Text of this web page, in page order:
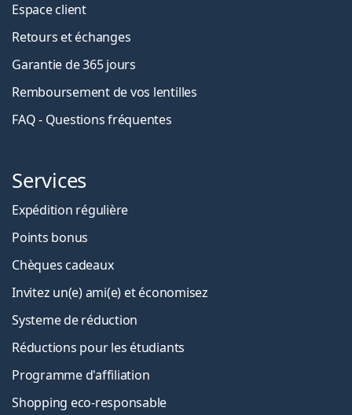
Espace client
Retours et échanges
Garantie de 365 jours
Remboursement de vos lentilles
FAQ - Questions fréquentes
Services
Expédition régulière
Points bonus
Chèques cadeaux
Invitez un(e) ami(e) et économisez
Systeme de réduction
Réductions pour les étudiants
Programme d'affiliation
Shopping eco-responsable